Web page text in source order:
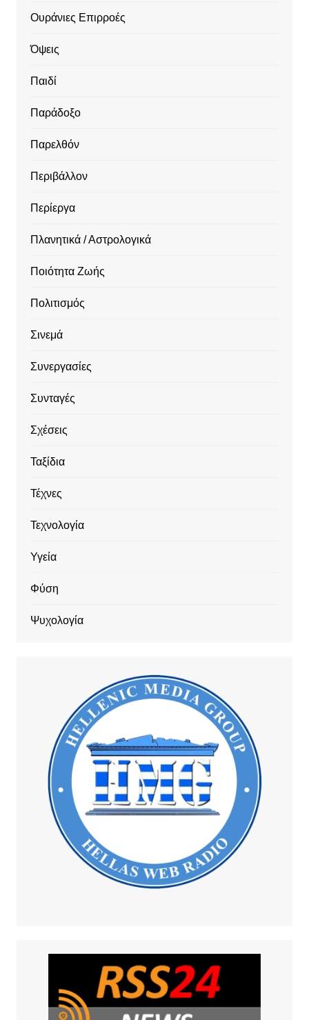
Ουράνιες Επιρροές
Όψεις
Παιδί
Παράδοξο
Παρελθόν
Περιβάλλον
Περίεργα
Πλανητικά / Αστρολογικά
Ποιότητα Ζωής
Πολιτισμός
Σινεμά
Συνεργασίες
Συνταγές
Σχέσεις
Ταξίδια
Τέχνες
Τεχνολογία
Υγεία
Φύση
Ψυχολογία